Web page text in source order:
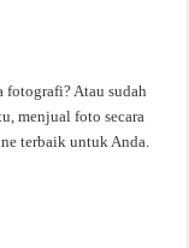
fotografi? Atau sudah
menjual foto secara
terbaik untuk Anda.